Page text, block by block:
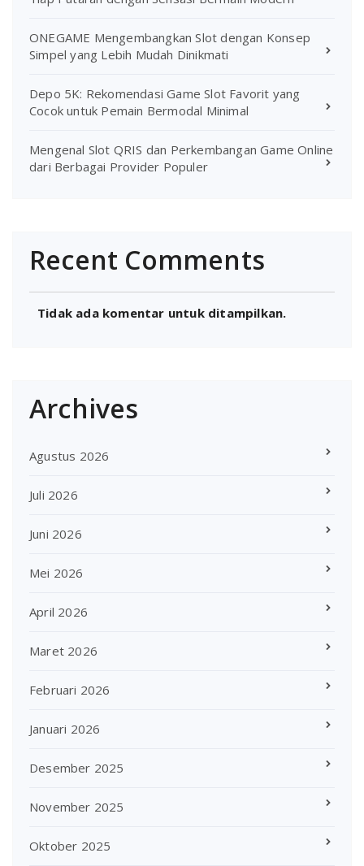
ONEGAME Mengembangkan Slot dengan Konsep
Simpel yang Lebih Mudah Dinikmati
Depo 5K: Rekomendasi Game Slot Favorit yang
Cocok untuk Pemain Bermodal Minimal
Mengenal Slot QRIS dan Perkembangan Game Online
dari Berbagai Provider Populer
Recent Comments
Tidak ada komentar untuk ditampilkan.
Archives
Agustus 2026
Juli 2026
Juni 2026
Mei 2026
April 2026
Maret 2026
Februari 2026
Januari 2026
Desember 2025
November 2025
Oktober 2025